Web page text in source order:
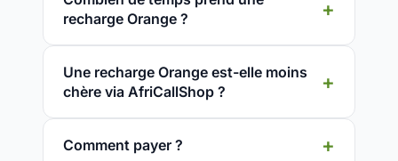
recharge Orange ?
Une recharge Orange est-elle moins
chère via AfriCallShop ?
Comment payer ?